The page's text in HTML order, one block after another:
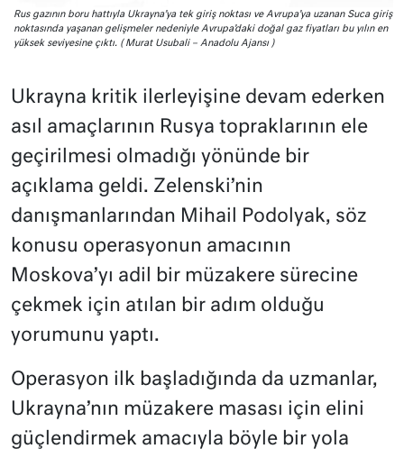
Rus gazının boru hattıyla Ukrayna’ya tek giriş noktası ve Avrupa’ya uzanan Suca giriş
noktasında yaşanan gelişmeler nedeniyle Avrupa’daki doğal gaz fiyatları bu yılın en
yüksek seviyesine çıktı. ( Murat Usubali – Anadolu Ajansı )
Ukrayna kritik ilerleyişine devam ederken
asıl amaçlarının Rusya topraklarının ele
geçirilmesi olmadığı yönünde bir
açıklama geldi. Zelenski’nin
danışmanlarından Mihail Podolyak, söz
konusu operasyonun amacının
Moskova’yı adil bir müzakere sürecine
çekmek için atılan bir adım olduğu
yorumunu yaptı.
Operasyon ilk başladığında da uzmanlar,
Ukrayna’nın müzakere masası için elini
güçlendirmek amacıyla böyle bir yola